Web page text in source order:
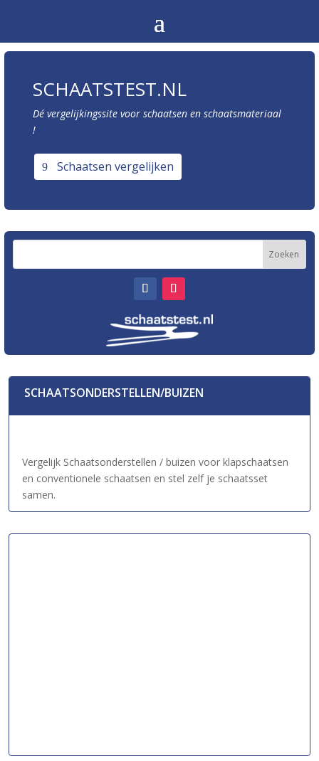
SCHAATSTEST.NL
Dé vergelijkingssite voor schaatsen en schaatsmateriaal
!
Schaatsen vergelijken
SCHAATSONDERSTELLEN/BUIZEN
Vergelijk Schaatsonderstellen / buizen voor klapschaatsen
en conventionele schaatsen en stel zelf je schaatsset
samen.